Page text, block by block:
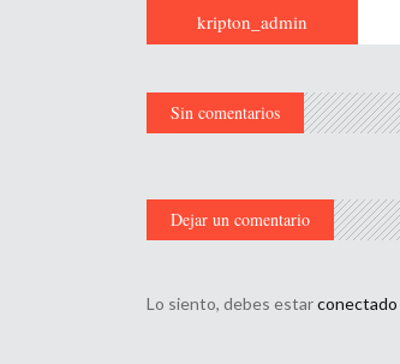
kripton_admin
Sin comentarios
Dejar un comentario
Lo siento, debes estarconectado